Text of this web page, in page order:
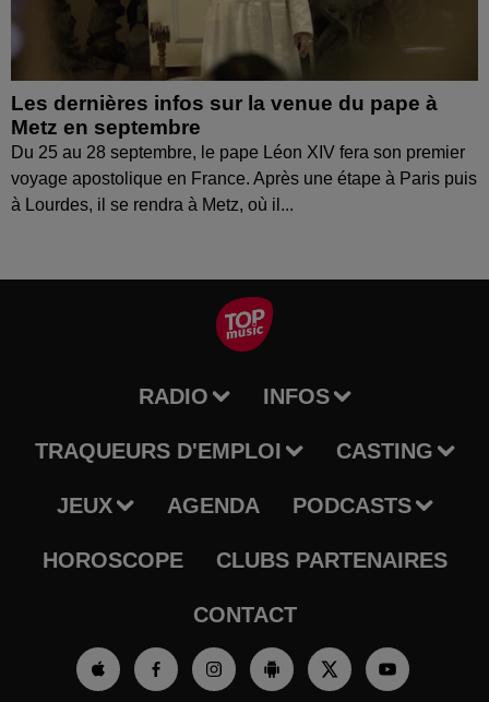
Les dernières infos sur la venue du pape à
Metz en septembre
Du 25 au 28 septembre, le pape Léon XIV fera son premier
voyage apostolique en France. Après une étape à Paris puis
à Lourdes, il se rendra à Metz, où il...
RADIO INFOS
TRAQUEURS D'EMPLOI CASTING
JEUX AGENDA PODCASTS
HOROSCOPE CLUBS PARTENAIRES
CONTACT